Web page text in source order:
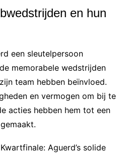
en hun
een sleutelpersoon
memorabele wedstrijden
team hebben beïnvloed.
en vermogen om bij te
acties hebben hem tot een
Aguerd’s solide